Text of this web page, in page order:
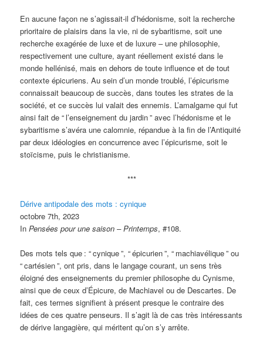
En aucune façon ne s’agissait-il d’hédonisme, soit la recherche
prioritaire de plaisirs dans la vie, ni de sybaritisme, soit une
recherche exagérée de luxe et de luxure – une philosophie,
respectivement une culture, ayant réellement existé dans le
monde hellénisé, mais en dehors de toute influence et de tout
contexte épicuriens. Au sein d’un monde troublé, l’épicurisme
connaissait beaucoup de succès, dans toutes les strates de la
société, et ce succès lui valait des ennemis. L’amalgame qui fut
ainsi fait de “l’enseignement du jardin” avec l’hédonisme et le
sybaritisme s’avéra une calomnie, répandue à la fin de l’Antiquité
par deux idéologies en concurrence avec l’épicurisme, soit le
stoïcisme, puis le christianisme.
***
Dérive antipodale des mots : cynique
octobre 7th, 2023
InPensées pour une saison – Printemps, #108.
Des mots tels que : “cynique”, “épicurien”, “ machiavélique” ou
“cartésien”, ont pris, dans le langage courant, un sens très
éloigné des enseignements du premier philosophe du Cynisme,
ainsi que de ceux d’Épicure, de Machiavel ou de Descartes. De
fait, ces termes signifient à présent presque le contraire des
idées de ces quatre penseurs. Il s’agit là de cas très intéressants
de dérive langagière, qui méritent qu’on s’y arrête.